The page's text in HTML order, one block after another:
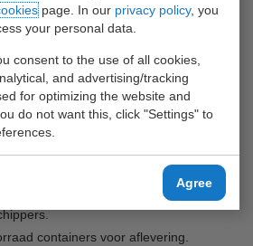
page. In our privacy policy, you
your personal data.
consent to the use of all cookies,
and advertising/tracking
for optimizing the website and
do not want this, click "Settings" to
Agree
personeel en Teamleiders t.b.v
de diverse kades.
van de juiste werking van de
+ Cargo card).
van de werkomgeving.
met klanten / barge operators
containers voor aflevering.